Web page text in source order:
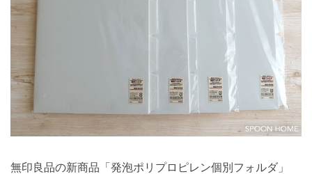
無印良品の新商品「発泡ポリプロピレン個別フォルダ」